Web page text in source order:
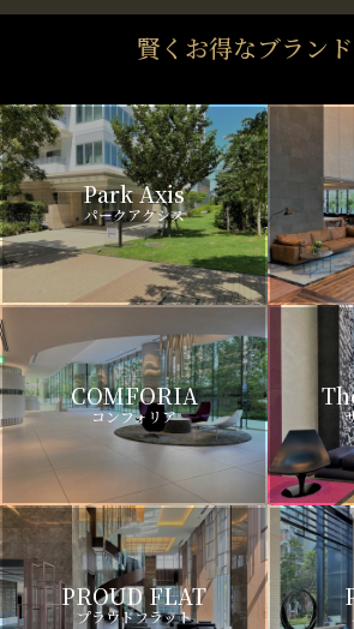
賢くお得なブラン
Park Axis
パークアクシス
COMFORIA
コンフォリア
PROUD FLAT
プラウドフラット